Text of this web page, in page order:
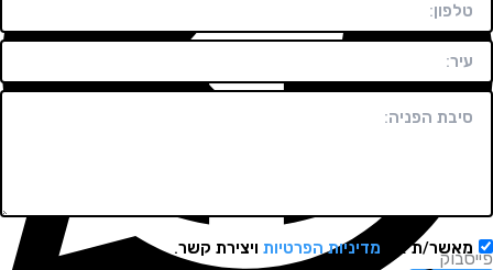
ת אתמדיניות הפרטיותויצירת קשר.